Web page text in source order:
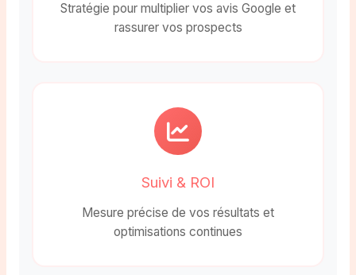
Stratégie pour multiplier vos avis Google et
rassurer vos prospects
Suivi & ROI
Mesure précise de vos résultats et
optimisations continues